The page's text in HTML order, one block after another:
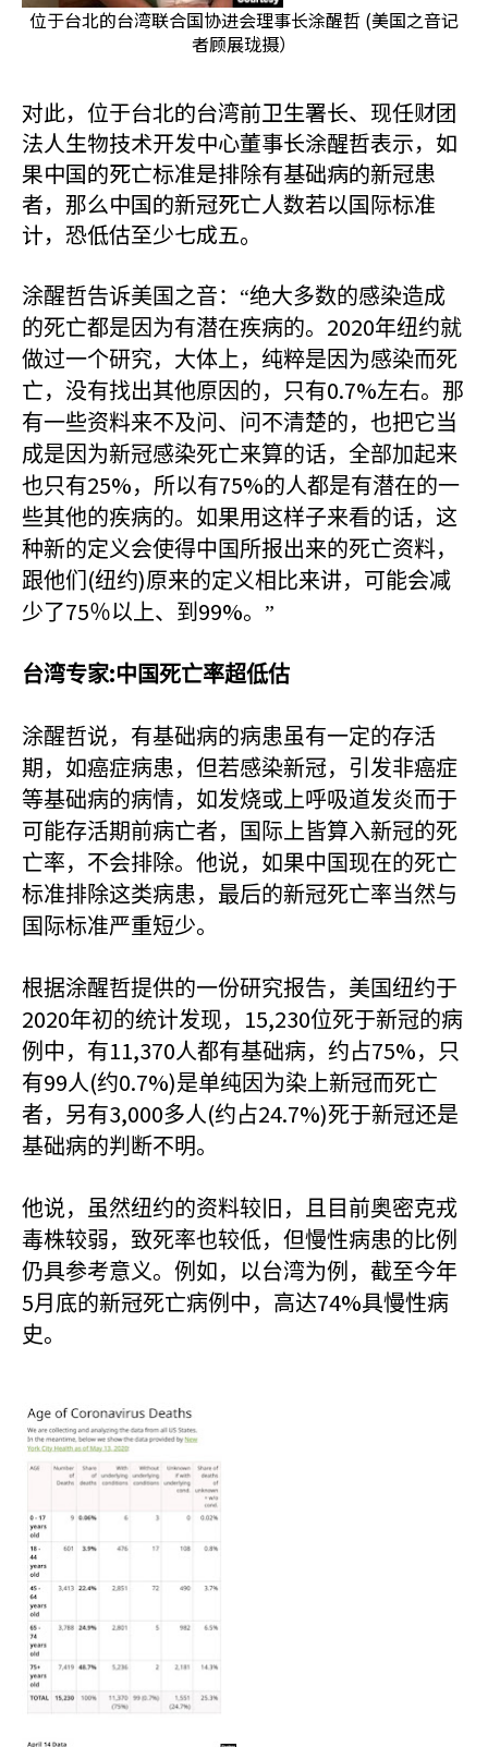
位于台北的台湾联合国协进会理事长涂醒哲 (美国之音记
者顾展珑摄）
对此，位于台北的台湾前卫生署长、现任财团
法人生物技术开发中心董事长涂醒哲表示，如
果中国的死亡标准是排除有基础病的新冠患
者，那么中国的新冠死亡人数若以国际标准
计，恐低估至少七成五。
涂醒哲告诉美国之音：“绝大多数的感染造成
的死亡都是因为有潜在疾病的。 2020年纽约就
做过一个研究，大体上，纯粹是因为感染而死
亡，没有找出其他原因的，只有0.7%左右。那
有一些资料来不及问、问不清楚的，也把它当
成是因为新冠感染死亡来算的话，全部加起来
也只有25%，所以有75%的人都是有潜在的一
些其他的疾病的。如果用这样子来看的话，这
种新的定义会使得中国所报出来的死亡资料，
跟他们 (纽约)原来的定义相比来讲，可能会减
少了75％以上、到 99%。”
台湾专家:中国死亡率超低估
涂醒哲说，有基础病的病患虽有一定的存活
期，如癌症病患，但若感染新冠，引发非癌症
等基础病的病情，如发烧或上呼吸道发炎而于
可能存活期前病亡者，国际上皆算入新冠的死
亡率，不会排除。他说，如果中国现在的死亡
标准排除这类病患，最后的新冠死亡率当然与
国际标准严重短少。
根据涂醒哲提供的一份研究报告，美国纽约于
2020年初的统计发现， 15,230位死于新冠的病
例中，有11,370人都有基础病，约占75%，只
有99人(约0.7%)是单纯因为染上新冠而死亡
者，另有3,000多人(约占24.7%)死于新冠还是
基础病的判断不明。
他说，虽然纽约的资料较旧，且目前奥密克戎
毒株较弱，致死率也较低，但慢性病患的比例
仍具参考意义。例如，以台湾为例，截至今年
5月底的新冠死亡病例中，高达74%具慢性病
史。